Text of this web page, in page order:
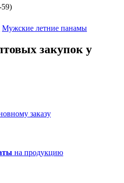
Мужские летние панамы
закупок у
заказу
на продукцию